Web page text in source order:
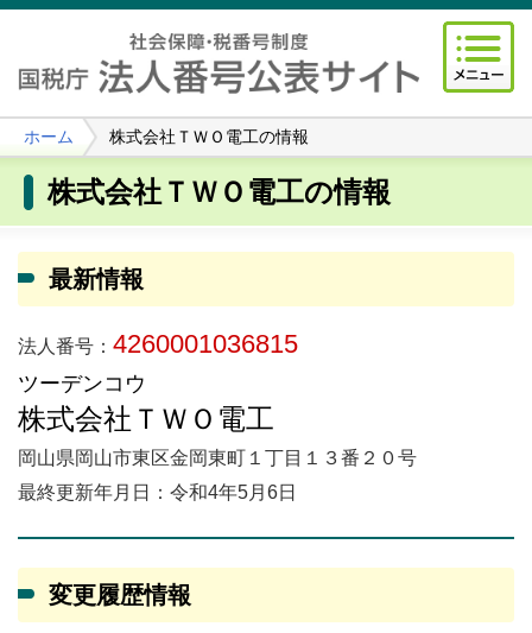
ホーム 株式会社ＴＷＯ電工の情報
株式会社ＴＷＯ電工の情報
最新情報
法人番号： 4260001036815
ツーデンコウ
株式会社ＴＷＯ電工
岡山県岡山市東区金岡東町１丁目１３番２０号
最終更新年月日：令和4年5月6日
変更履歴情報